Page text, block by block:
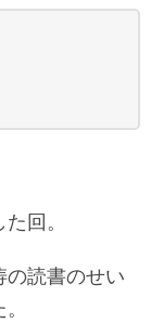
回。
の読書のせい